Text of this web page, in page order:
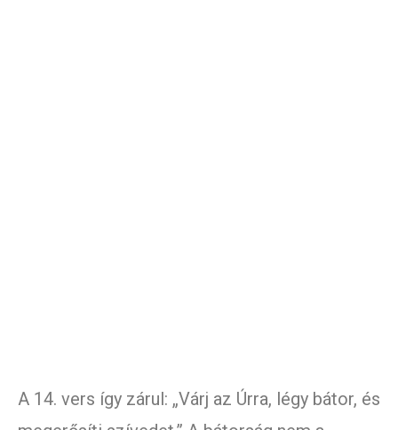
A 14. vers így zárul: „Várj az Úrra, légy bátor, és